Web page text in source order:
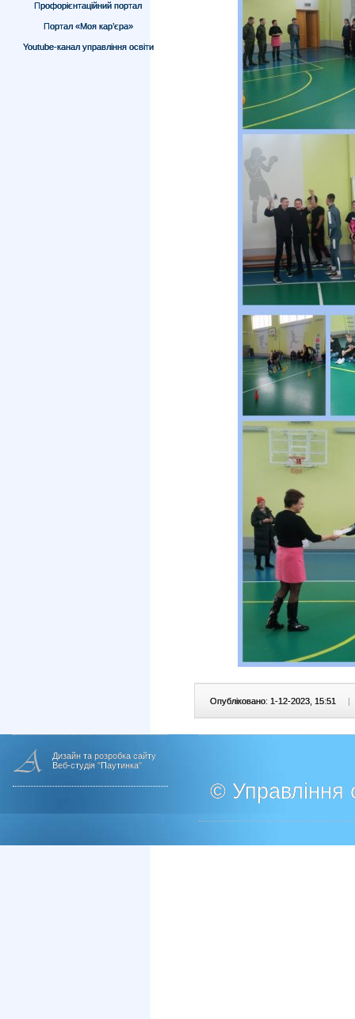
Профорієнтаційний портал
Портал «Моя кар’єра»
Youtube-канал управління освіти
Опубліковано: 1-12-2023, 15:51 |
Дизайн та розробка сайту
Веб-студія "Паутинка"
© Управління